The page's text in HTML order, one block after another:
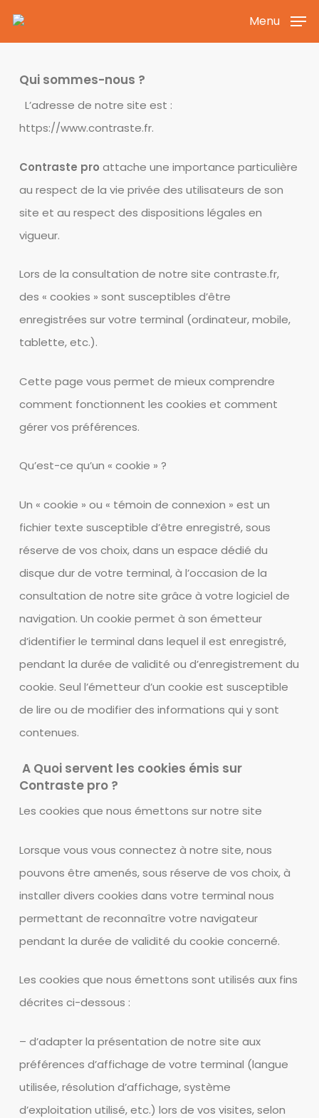
content
Menu
Qui sommes-nous ?
L’adresse de notre site est :
https://www.contraste.fr.
Contraste pro attache une importance particulière
au respect de la vie privée des utilisateurs de son
site et au respect des dispositions légales en
vigueur.
Lors de la consultation de notre site contraste.fr,
des « cookies » sont susceptibles d’être
enregistrées sur votre terminal (ordinateur, mobile,
tablette, etc.).
Cette page vous permet de mieux comprendre
comment fonctionnent les cookies et comment
gérer vos préférences.
Qu’est-ce qu’un « cookie » ?
Un « cookie » ou « témoin de connexion » est un
fichier texte susceptible d’être enregistré, sous
réserve de vos choix, dans un espace dédié du
disque dur de votre terminal, à l’occasion de la
consultation de notre site grâce à votre logiciel de
navigation. Un cookie permet à son émetteur
d’identifier le terminal dans lequel il est enregistré,
pendant la durée de validité ou d’enregistrement du
cookie. Seul l’émetteur d’un cookie est susceptible
de lire ou de modifier des informations qui y sont
contenues.
A Quoi servent les cookies émis sur
Contraste pro ?
Les cookies que nous émettons sur notre site
Lorsque vous vous connectez à notre site, nous
pouvons être amenés, sous réserve de vos choix, à
installer divers cookies dans votre terminal nous
permettant de reconnaître votre navigateur
pendant la durée de validité du cookie concerné.
Les cookies que nous émettons sont utilisés aux fins
décrites ci-dessous :
– d’adapter la présentation de notre site aux
préférences d’affichage de votre terminal (langue
utilisée, résolution d’affichage, système
d’exploitation utilisé, etc.) lors de vos visites, selon